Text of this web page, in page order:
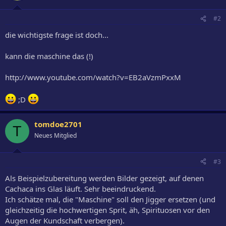
#2
die wichtigste frage ist doch...
kann die maschine das (!)
http://www.youtube.com/watch?v=EB2aVzmPxxM
;D
T tomdoe2701
Neues Mitglied
#3
Als Beispielzubereitung werden Bilder gezeigt, auf denen
Cachaca ins Glas läuft. Sehr beeindruckend.
Ich schätze mal, die "Maschine" soll den Jigger ersetzen (und
gleichzeitig die hochwertigen Sprit, äh, Spirituosen vor den
Augen der Kundschaft verbergen).